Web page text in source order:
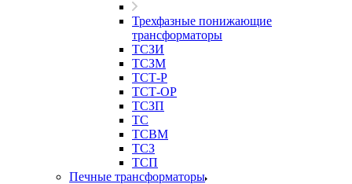
Трехфазные понижающие
трансформаторы
ТСЗИ
ТСЗМ
ТСТ-Р
ТСТ-ОР
ТСЗП
ТС
ТСВМ
ТСЗ
ТСП
Печные трансформаторы